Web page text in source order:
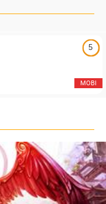
5
MOBI